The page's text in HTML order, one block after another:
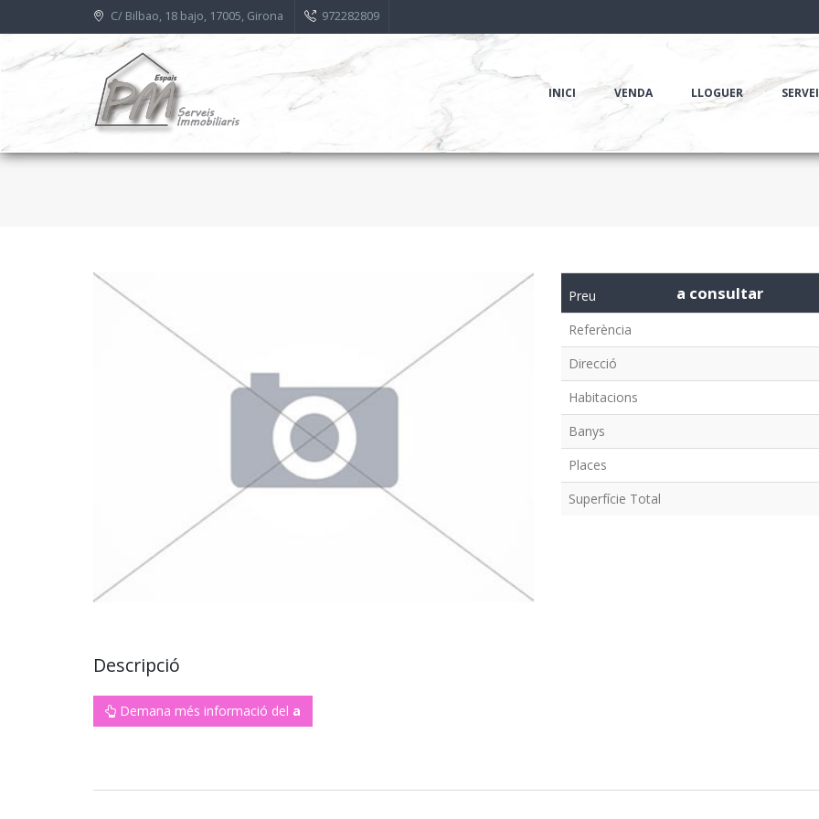
C/ Bilbao, 18 bajo, 17005, Girona 972282809
INICI VENDA LLOGUER
Preu a consultar
Referència
Direcció
Habitacions
Banys
Places
Superfície Total
Descripció
Demana més informació del a